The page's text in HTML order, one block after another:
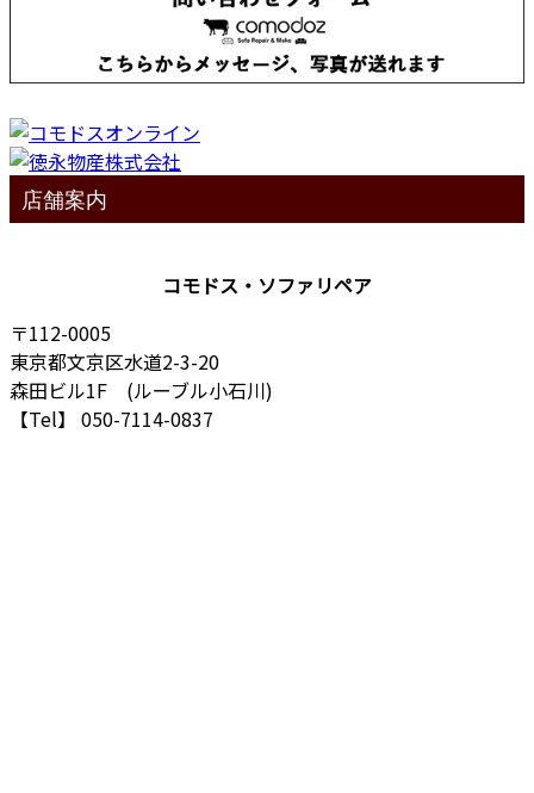
店舗案内
コモドス・ソファリペア
〒112-0005
東京都文京区水道2-3-20
森田ビル1F (ルーブル小石川)
【Tel】 050-7114-0837